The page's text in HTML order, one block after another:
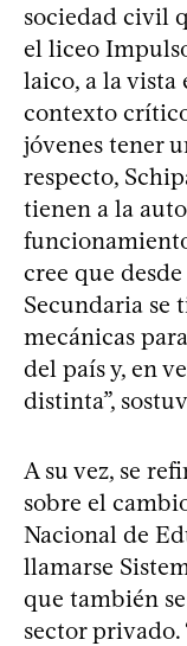
sociedad civil
el liceo
laico, a la vista
contexto
jóvenes tener
respecto,
tienen a la
cree que
Secundaria se
mecánicas
del país y, en
distinta”,
A su vez, se
sobre el
Nacional de
llamarse
que también
sector privado.